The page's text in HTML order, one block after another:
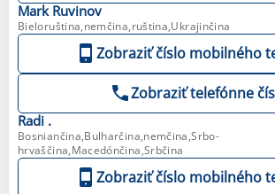
Mark Ruvinov
Bieloruština,nemčina,ruština,Ukrajinčina
Zobraziť číslo mobilného
Zobraziť telefónne
Radi .
Bosniančina,Bulharčina,nemčina,Srbo-
hrvaščina,Macedónčina,Srbčina
Zobraziť číslo mobilného